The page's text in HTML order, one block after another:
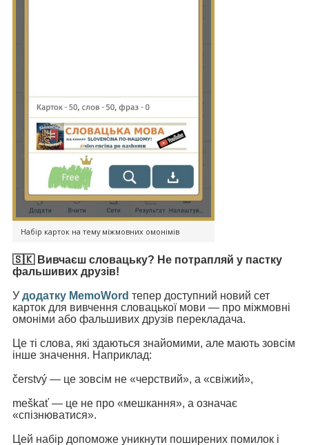
Набір карток на тему міжмовних омонімів
🇸🇰 Вивчаєш словацьку? Не потрапляй у пастку
фальшивих друзів!
У додатку MemoWord тепер доступний новий сет
карток для вивчення словацької мови — про міжмовні
омоніми або фальшивих друзів перекладача.
Це ті слова, які здаються знайомими, але мають зовсім
інше значення. Наприклад:
čerstvý — це зовсім не «черствий», а «свіжий»,
meškať — це не про «мешкання», а означає
«спізнюватися».
Цей набір допоможе уникнути поширених помилок і